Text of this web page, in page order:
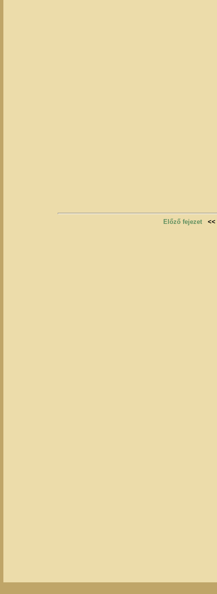
Előző fejezet <<